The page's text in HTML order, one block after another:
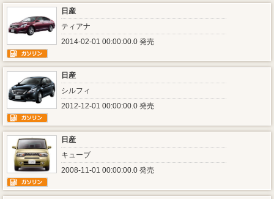
日産
ティアナ
2014-02-01 00:00:00.0 発売
日産
シルフィ
2012-12-01 00:00:00.0 発売
日産
キューブ
2008-11-01 00:00:00.0 発売